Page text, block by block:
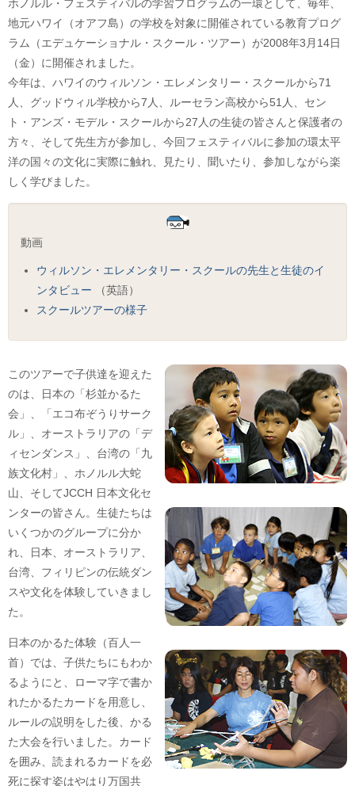
ホノルル・フェスティバルの学習プログラムの一環として、毎年、
地元ハワイ（オアフ島）の学校を対象に開催されている教育プログ
ラム（エデュケーショナル・スクール・ツアー）が2008年3月14日
（金）に開催されました。
今年は、ハワイのウィルソン・エレメンタリー・スクールから71
人、グッドウィル学校から7人、ルーセラン高校から51人、セン
ト・アンズ・モデル・スクールから27人の生徒の皆さんと保護者の
方々、そして先生方が参加し、今回フェスティバルに参加の環太平
洋の国々の文化に実際に触れ、見たり、聞いたり、参加しながら楽
しく学びました。
動画
ウィルソン・エレメンタリー・スクールの先生と生徒のイ
ンタビュー
（英語）
スクールツアーの様子
このツアーで子供達を迎えた
のは、日本の「杉並かるた
会」、「エコ布ぞうりサーク
ル」、オーストラリアの「デ
ィセンダンス」、台湾の「九
族文化村」、ホノルル大蛇
山、そしてJCCH 日本文化セ
ンターの皆さん。生徒たちは
いくつかのグループに分か
れ、日本、オーストラリア、
台湾、フィリピンの伝統ダン
スや文化を体験していきまし
た。
日本のかるた体験（百人一
首）では、子供たちにもわか
るようにと、ローマ字で書か
れたかるたカードを用意し、
ルールの説明をした後、かる
た大会を行いました。カード
を囲み、読まれるカードを必
死に探す姿はやはり万国共